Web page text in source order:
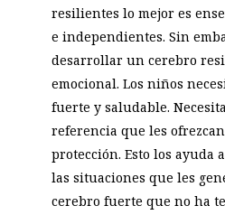
resilientes lo mejor es
e independientes. Sin
desarrollar un cerebro
emocional. Los niños
fuerte y saludable.
referencia que les
protección. Esto los ayuda
las situaciones que les
cerebro fuerte que no ha